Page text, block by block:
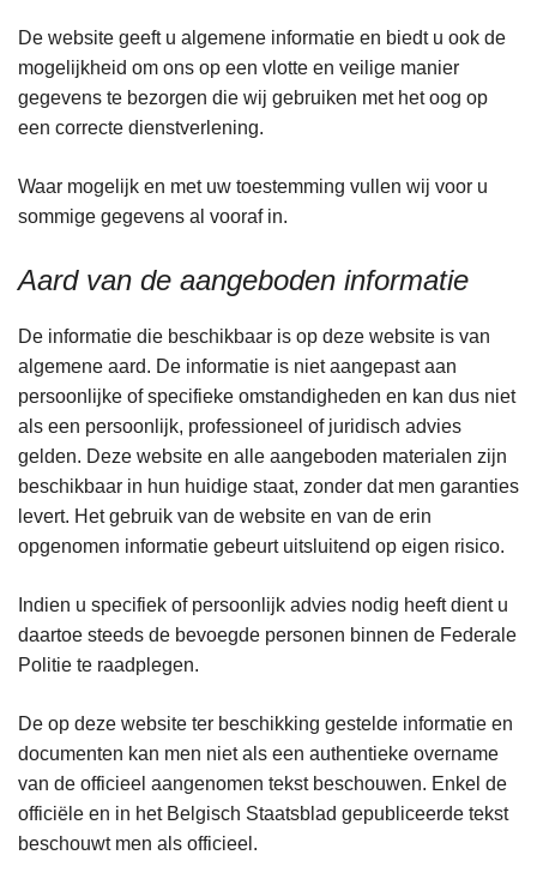
De website geeft u algemene informatie en biedt u ook de
mogelijkheid om ons op een vlotte en veilige manier
gegevens te bezorgen die wij gebruiken met het oog op
een correcte dienstverlening.
Waar mogelijk en met uw toestemming vullen wij voor u
sommige gegevens al vooraf in.
Aard van de aangeboden informatie
De informatie die beschikbaar is op deze website is van
algemene aard. De informatie is niet aangepast aan
persoonlijke of specifieke omstandigheden en kan dus niet
als een persoonlijk, professioneel of juridisch advies
gelden. Deze website en alle aangeboden materialen zijn
beschikbaar in hun huidige staat, zonder dat men garanties
levert. Het gebruik van de website en van de erin
opgenomen informatie gebeurt uitsluitend op eigen risico.
Indien u specifiek of persoonlijk advies nodig heeft dient u
daartoe steeds de bevoegde personen binnen de Federale
Politie te raadplegen.
De op deze website ter beschikking gestelde informatie en
documenten kan men niet als een authentieke overname
van de officieel aangenomen tekst beschouwen. Enkel de
officiële en in het Belgisch Staatsblad gepubliceerde tekst
beschouwt men als officieel.